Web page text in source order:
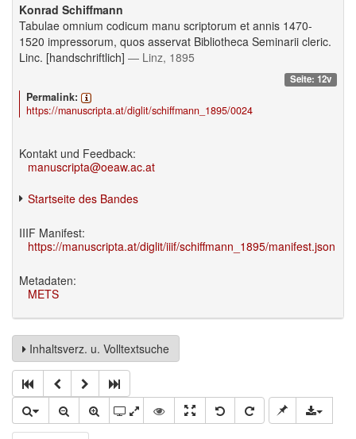
Konrad Schiffmann
Tabulae omnium codicum manu scriptorum et annis 1470-
1520 impressorum, quos asservat Bibliotheca Seminarii cleric.
Linc. [handschriftlich] — Linz, 1895
Seite: 12v
Permalink:
https://manuscripta.at/diglit/schiffmann_1895/0024
Kontakt und Feedback:
manuscripta@oeaw.ac.at
Startseite des Bandes
IIIF Manifest:
https://manuscripta.at/diglit/iiif/schiffmann_1895/manifest.json
Metadaten:
METS
Inhaltsverz. u. Volltextsuche